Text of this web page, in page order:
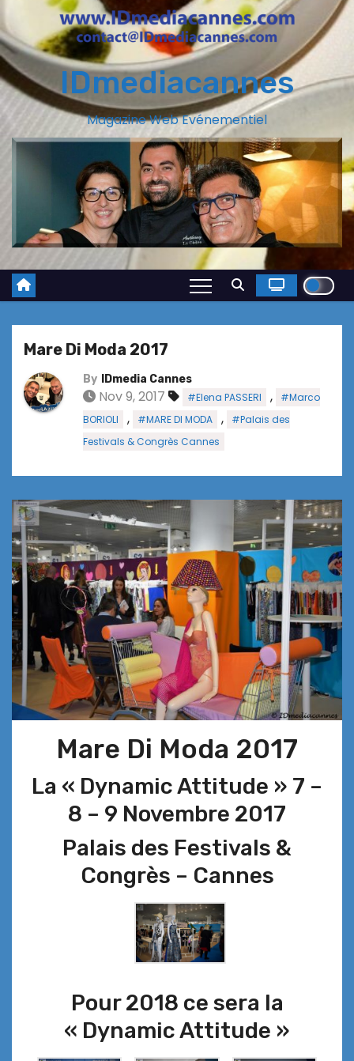
IDmediacannes
Magazine Web Evénementiel
Mare Di Moda 2017
By IDmedia Cannes
Nov 9, 2017 #Elena PASSERI ,
#Marco
BORIOLI
, #MARE DI MODA ,
#Palais des
Festivals & Congrès Cannes
Mare Di Moda 2017
La « Dynamic Attitude » 7 –
8 – 9 Novembre 2017
Palais des Festivals &
Congrès – Cannes
Pour 2018 ce sera la
« Dynamic Attitude »